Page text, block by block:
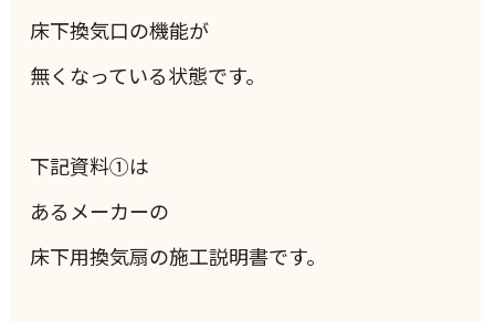
床下換気口の機能が
無くなっている状態です。
下記資料①は
あるメーカーの
床下用換気扇の施工説明書です。